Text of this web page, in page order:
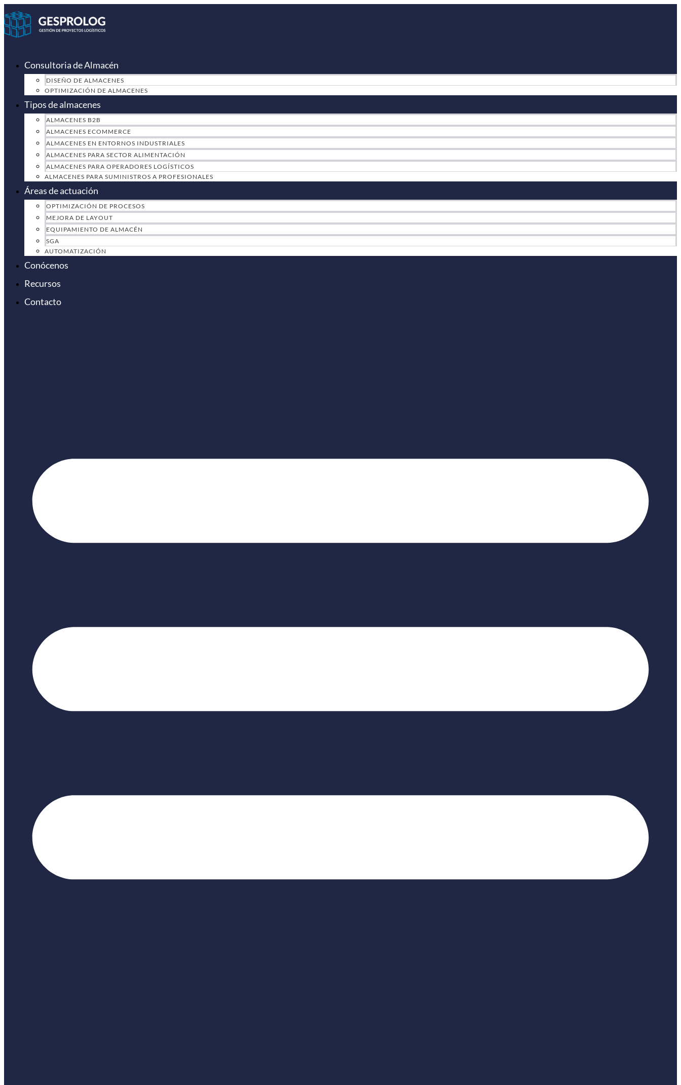
al
contenido
Consultoria de Almacén
DISEÑO DE ALMACENES
OPTIMIZACIÓN DE ALMACENES
Tipos de almacenes
ALMACENES B2B
ALMACENES ECOMMERCE
ALMACENES EN ENTORNOS INDUSTRIALES
ALMACENES PARA SECTOR ALIMENTACIÓN
ALMACENES PARA OPERADORES LOGÍSTICOS
ALMACENES PARA SUMINISTROS A PROFESIONALES
Áreas de actuación
OPTIMIZACIÓN DE PROCESOS
MEJORA DE LAYOUT
EQUIPAMIENTO DE ALMACÉN
SGA
AUTOMATIZACIÓN
Conócenos
Recursos
Contacto